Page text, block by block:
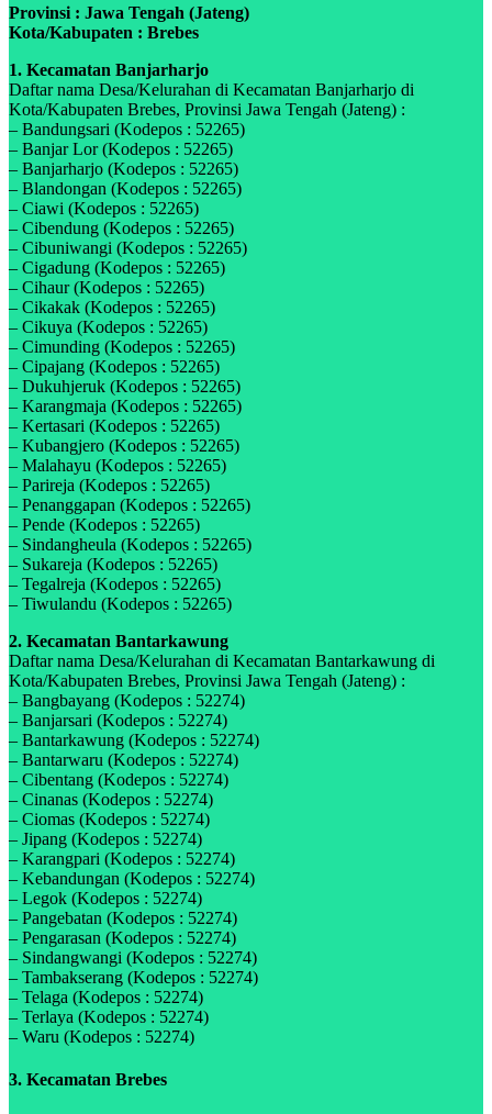
Provinsi : Jawa Tengah (Jateng)
Kota/Kabupaten : Brebes
1. Kecamatan Banjarharjo
Daftar nama Desa/Kelurahan di Kecamatan Banjarharjo di
Kota/Kabupaten Brebes, Provinsi Jawa Tengah (Jateng) :
– Bandungsari (Kodepos : 52265)
– Banjar Lor (Kodepos : 52265)
– Banjarharjo (Kodepos : 52265)
– Blandongan (Kodepos : 52265)
– Ciawi (Kodepos : 52265)
– Cibendung (Kodepos : 52265)
– Cibuniwangi (Kodepos : 52265)
– Cigadung (Kodepos : 52265)
– Cihaur (Kodepos : 52265)
– Cikakak (Kodepos : 52265)
– Cikuya (Kodepos : 52265)
– Cimunding (Kodepos : 52265)
– Cipajang (Kodepos : 52265)
– Dukuhjeruk (Kodepos : 52265)
– Karangmaja (Kodepos : 52265)
– Kertasari (Kodepos : 52265)
– Kubangjero (Kodepos : 52265)
– Malahayu (Kodepos : 52265)
– Parireja (Kodepos : 52265)
– Penanggapan (Kodepos : 52265)
– Pende (Kodepos : 52265)
– Sindangheula (Kodepos : 52265)
– Sukareja (Kodepos : 52265)
– Tegalreja (Kodepos : 52265)
– Tiwulandu (Kodepos : 52265)
2. Kecamatan Bantarkawung
Daftar nama Desa/Kelurahan di Kecamatan Bantarkawung di
Kota/Kabupaten Brebes, Provinsi Jawa Tengah (Jateng) :
– Bangbayang (Kodepos : 52274)
– Banjarsari (Kodepos : 52274)
– Bantarkawung (Kodepos : 52274)
– Bantarwaru (Kodepos : 52274)
– Cibentang (Kodepos : 52274)
– Cinanas (Kodepos : 52274)
– Ciomas (Kodepos : 52274)
– Jipang (Kodepos : 52274)
– Karangpari (Kodepos : 52274)
– Kebandungan (Kodepos : 52274)
– Legok (Kodepos : 52274)
– Pangebatan (Kodepos : 52274)
– Pengarasan (Kodepos : 52274)
– Sindangwangi (Kodepos : 52274)
– Tambakserang (Kodepos : 52274)
– Telaga (Kodepos : 52274)
– Terlaya (Kodepos : 52274)
– Waru (Kodepos : 52274)
3. Kecamatan Brebes